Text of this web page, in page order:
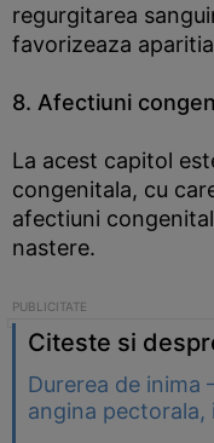
regurgitarea
favorizeaza
8. Afectiuni
La acest capitol
congenitala, cu
afectiuni
nastere.
Citeste si
Durerea de inima
angina